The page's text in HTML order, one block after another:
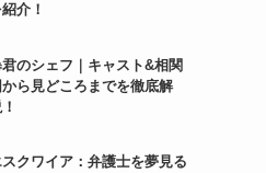
介！
のシェフ｜キャスト&相関
から見どころまでを徹底解
スクワイア：弁護士を夢見る